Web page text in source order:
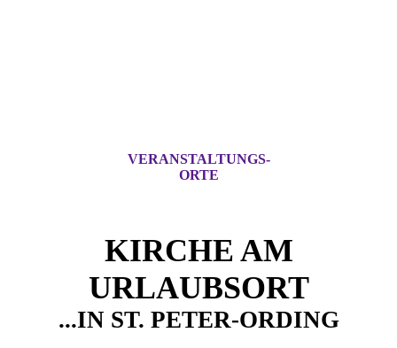
VERANSTALTUNGS-
ORTE
KIRCHE AM
URLAUBSORT
...IN ST. PETER-ORDING